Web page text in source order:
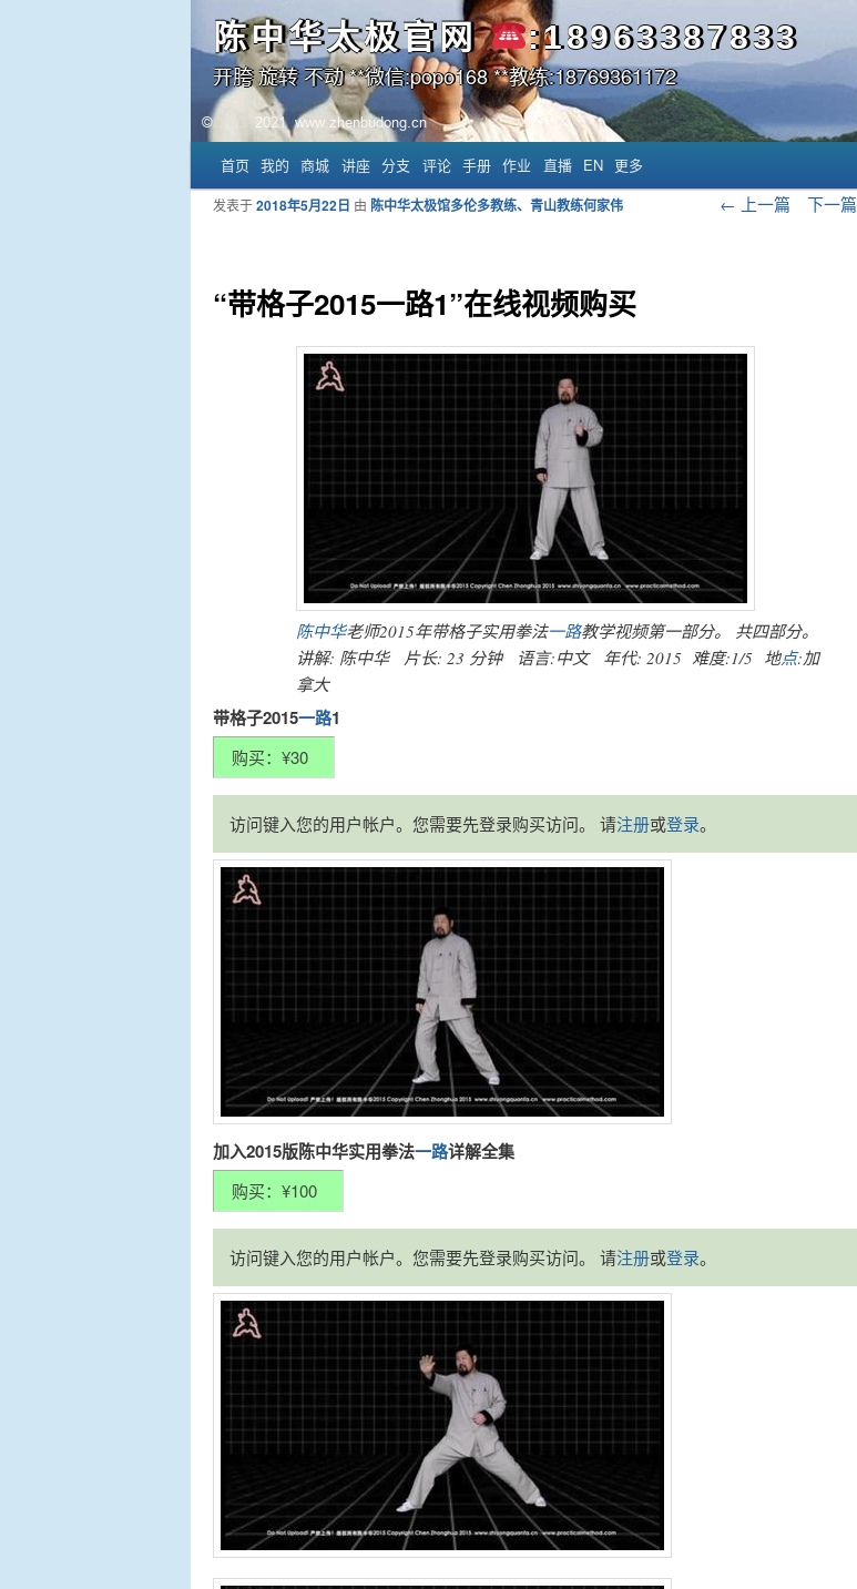
陈中华太极官网 :18963387833
开胯 旋转 不动 **微信:popo168 **教练:18769361172
主菜单
跳至主内容区域
跳至副内容区域
首页 我的 商城 讲座 分支 评论 手册 作业 直播 EN 更多
文章导航
← 上一篇 下一篇
“带格子2015一路1”在线视频购买
发表于2018年5月22日 由 陈中华太极馆多伦多教练、青山教练何家伟
陈中华老师2015年带格子实用拳法一路教学视频第一部分。 共四部分。
讲解: 陈中华 片长: 23 分钟 语言:中文 年代: 2015 难度:1/5 地点:加
拿大
带格子2015一路1
访问键入您的用户帐户。您需要先登录购买访问。 请注册或登录。
加入2015版陈中华实用拳法一路详解全集
访问键入您的用户帐户。您需要先登录购买访问。 请注册或登录。